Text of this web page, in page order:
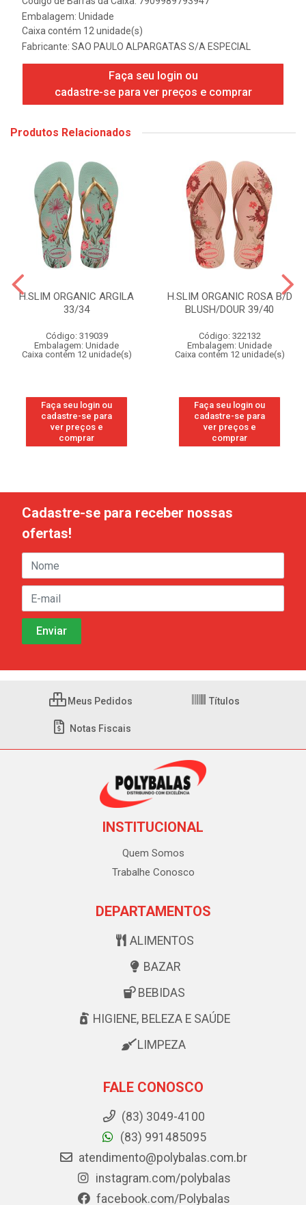
Embalagem: Unidade
Caixa contém 12 unidade(s)
Fabricante: SAO PAULO ALPARGATAS S/A ESPECIAL
Faça seu login ou
cadastre-se para ver preços e comprar
Produtos Relacionados
H.SLIM ORGANIC ARGILA
33/34
Código: 319039
Embalagem: Unidade
Caixa contém 12 unidade(s)
Faça seu login ou
cadastre-se para
ver preços e
comprar
H.SLIM ORGANIC ROSA B/D
BLUSH/DOUR 39/40
Código: 322132
Embalagem: Unidade
Caixa contém 12 unidade(s)
Faça seu login ou
cadastre-se para
ver preços e
comprar
Cadastre-se para receber nossas
ofertas!
Meus Pedidos Títulos
Notas Fiscais
INSTITUCIONAL
Quem Somos
Trabalhe Conosco
DEPARTAMENTOS
ALIMENTOS
BAZAR
BEBIDAS
HIGIENE, BELEZA E SAÚDE
LIMPEZA
FALE CONOSCO
(83) 3049-4100
(83) 991485095
atendimento@polybalas.com.br
instagram.com/polybalas
facebook.com/Polybalas